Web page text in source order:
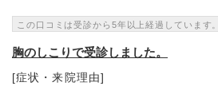
この口コミは受診から5年以上経過しています。
胸のしこりで受診しました。
[症状・来院理由]